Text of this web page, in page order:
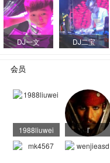
DJ一文 DJ二宝
会员
1988liuwei ľ